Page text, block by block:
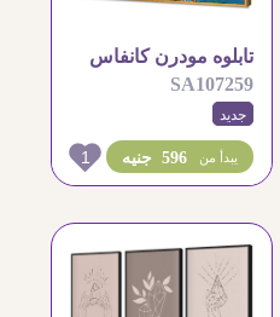
تابلوه مودرن كانفاس
لفتاة بزهور ملونة
SA107259
جديد
596 جنيه يبدأ من 1